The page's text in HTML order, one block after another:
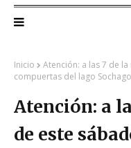
Inicio
Atención: a las 7 de
compuertas del lago
Atención: a
de este